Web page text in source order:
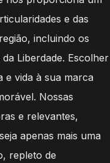
e das
incluindo os
Liberdade. Escolher
e vida à sua marca
Nossas
e relevantes,
apenas mais uma
repleto de